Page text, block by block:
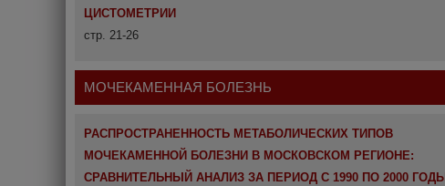
ЦИСТОМЕТРИИ
стр. 21-26
МОЧЕКАМЕННАЯ БОЛЕЗНЬ
РАСПРОСТРАНЕННОСТЬ МЕТАБОЛИЧЕСКИХ ТИПОВ
МОЧЕКАМЕННОЙ БОЛЕЗНИ В МОСКОВСКОМ РЕГИОНЕ:
CРАВНИТЕЛЬНЫЙ АНАЛИЗ ЗА ПЕРИОД С 1990 ПО 2000 ГОДЫ